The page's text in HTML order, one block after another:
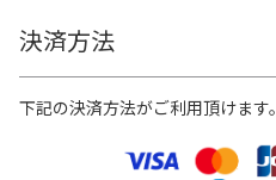
決済方法
下記の決済方法がご利用頂けます。